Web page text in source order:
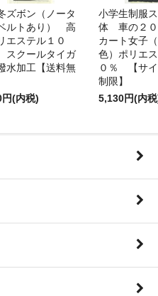
ズボン（ノータ
ルトあり） 高
エステル１０
スクールタイガ
加工【送料無
(内税)
小学生制服
体 車の２０
カート女子
色）ポリエ
０％ 【サ
制限】
5,130円(内